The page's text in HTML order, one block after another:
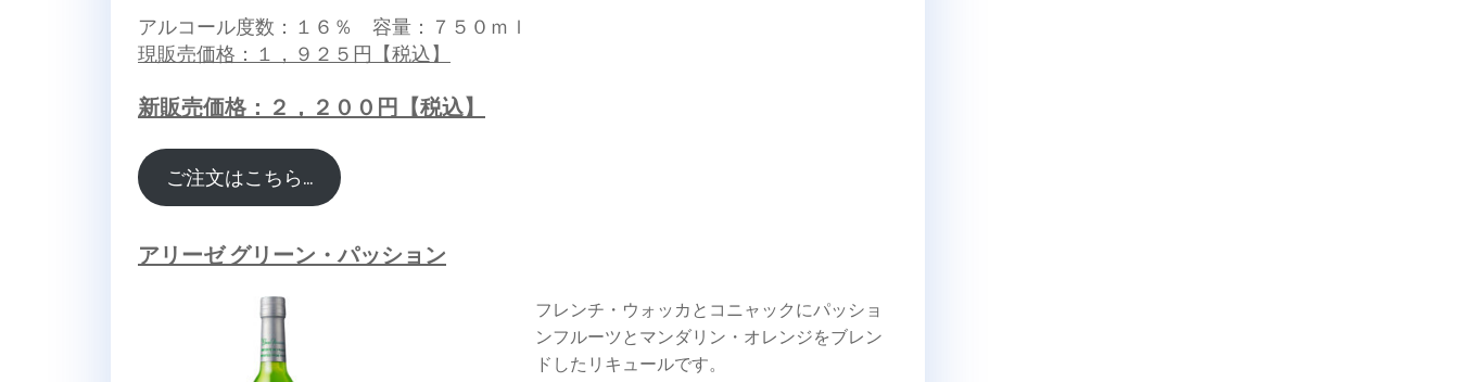
アルコール度数：１６％ 容量：７５０ｍｌ
現販売価格：１，９２５円【税込】
新販売価格：２，２００円【税込】
ご注文はこちら…
アリーゼ グリーン・パッション
フレンチ・ウォッカとコニャックにパッショ
ンフルーツとマンダリン・オレンジをブレン
ドしたリキュールです。